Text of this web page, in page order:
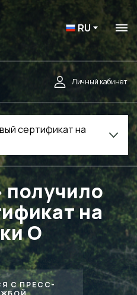
RU
Личный кабинет
сертификат на
получило
на
О
С ПРЕСС-